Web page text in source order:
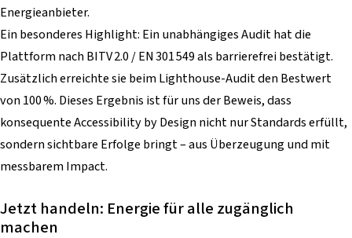
Energieanbieter.
Ein besonderes Highlight: Ein unabhängiges Audit hat die
Plattform nach BITV 2.0 / EN 301 549 als barrierefrei bestätigt.
Zusätzlich erreichte sie beim Lighthouse-Audit den Bestwert
von 100 %. Dieses Ergebnis ist für uns der Beweis, dass
konsequente Accessibility by Design nicht nur Standards erfüllt,
sondern sichtbare Erfolge bringt – aus Überzeugung und mit
messbarem Impact.
Jetzt handeln: Energie für alle zugänglich
machen